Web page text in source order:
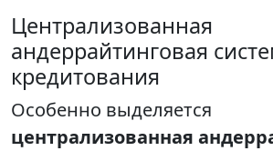
Централизованная
андеррайтинговая
кредитования
Особенно выделяется
централизованная